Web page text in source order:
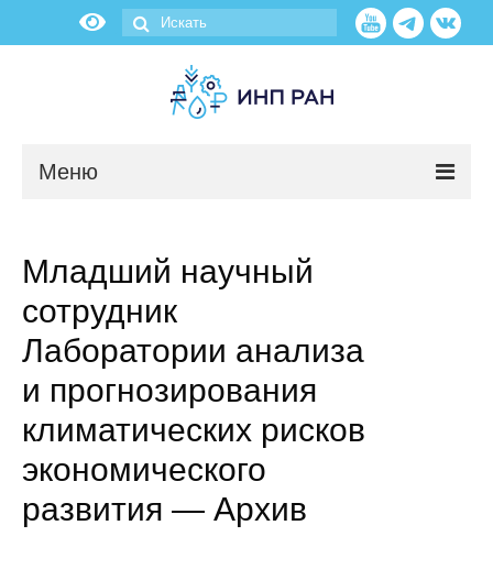
Меню
О нас
Об институте
Научные подразделения
Администрация
Младший научный
сотрудник
Лаборатории анализа
и прогнозирования
климатических рисков
экономического
развития — Архив